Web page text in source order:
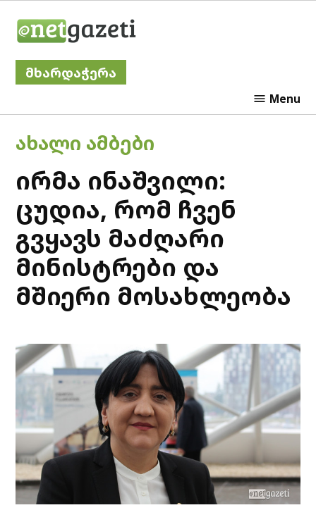
მხარდაჭერა
Menu
POSTED
ᲐᲮᲐᲚᲘ ᲐᲛᲑᲔᲑᲘ
ირმა ინაშვილი:
ცუდია, რომ ჩვენ
გვყავს მაძღარი
მინისტრები და
მშიერი მოსახლეობა